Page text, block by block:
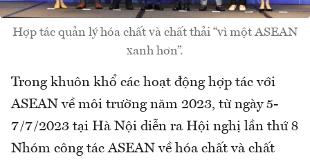
Hợp tác quản lý hóa chất và chất thải “vì một ASEAN
xanh hơn”.
Trong khuôn khổ các hoạt động hợp tác với
ASEAN về môi trường năm 2023, từ ngày 5-
7/7/2023 tại Hà Nội diễn ra Hội nghị lần thứ 8
Nhóm công tác ASEAN về hóa chất và chất